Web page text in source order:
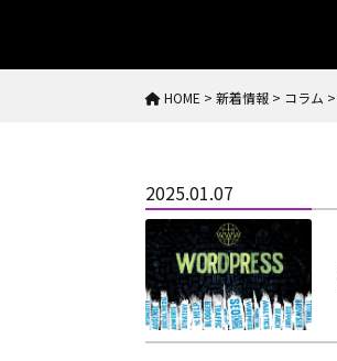
HOME > 新着情報 > コラム >
2025.01.07